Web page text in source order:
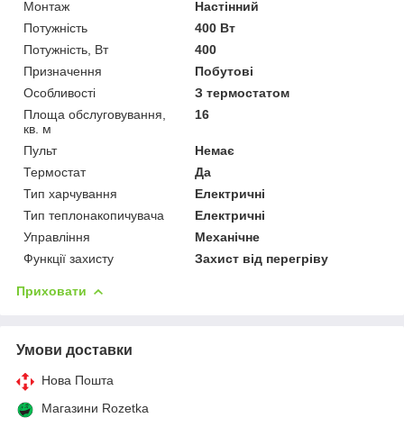
Монтаж
Настінний
Потужність
400 Вт
Потужність, Вт
400
Призначення
Побутові
Особливості
З термостатом
Площа обслуговування,
кв. м
16
Пульт
Немає
Термостат
Да
Тип харчування
Електричні
Тип теплонакопичувача
Електричні
Управління
Механічне
Функції захисту
Захист від перегріву
Приховати
Умови доставки
Нова Пошта
Магазини Rozetka